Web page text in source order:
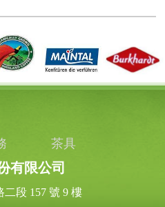
茶具
有限公司
二段 157 號 9 樓